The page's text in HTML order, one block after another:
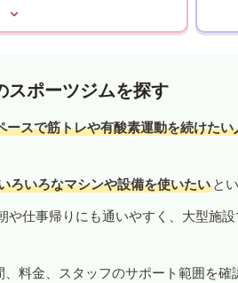
スポーツジムを探す
ースで筋トレや有酸素運動を続けたい
ろいろなマシンや設備を使いたい と
や仕事帰りにも通いやすく、大型施
料金、スタッフのサポート範囲を確